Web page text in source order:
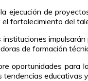
ejecución de
fortalecimiento del
instituciones
de formación
oportunidades para
tendencias educativas